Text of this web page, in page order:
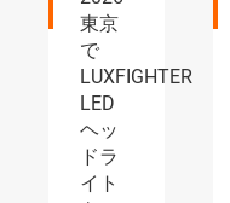
は、
2026
年 4
月 15
日に
開催
され